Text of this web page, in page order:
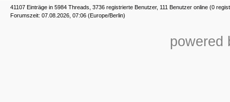
41107 Einträge in 5984 Threads, 3736 registrierte Benutzer, 111 Benutzer online (0
Forumszeit: 07.08.2026, 07:06 (Europe/Berlin)
powered